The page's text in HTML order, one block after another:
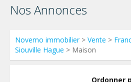
Nos Annonces
Novemo immobilier> Vente >
Siouville Hague > Maison
Ordonner